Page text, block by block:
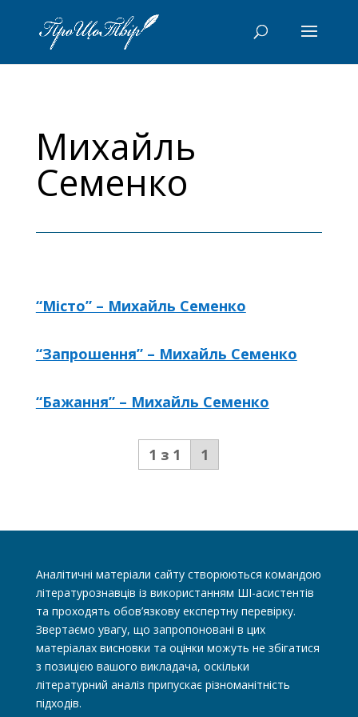
Михайль
Семенко
“Місто” – Михайль Семенко
“Запрошення” – Михайль Семенко
“Бажання” – Михайль Семенко
1 з 1 1
Аналітичні матеріали сайту створюються командою
літературознавців із використанням ШІ-асистентів
та проходять обов’язкову експертну перевірку.
Звертаємо увагу, що запропоновані в цих
матеріалах висновки та оцінки можуть не збігатися
з позицією вашого викладача, оскільки
літературний аналіз припускає різноманітність
підходів.